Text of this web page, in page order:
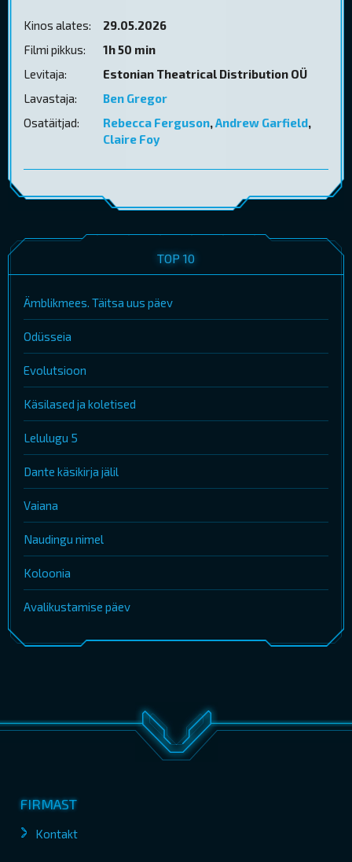
Kinos alates:
29.05.2026
Filmi pikkus:
1h 50 min
Levitaja:
Estonian Theatrical Distribution OÜ
Lavastaja:
Ben Gregor
Osatäitjad:
Rebecca Ferguson,Andrew Garfield,
Claire Foy
TOP 10
Ämblikmees. Täitsa uus päev
Odüsseia
Evolutsioon
Käsilased ja koletised
Lelulugu 5
Dante käsikirja jälil
Vaiana
Naudingu nimel
Koloonia
Avalikustamise päev
FIRMAST
Kontakt